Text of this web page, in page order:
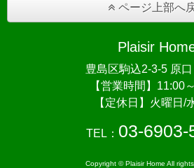
ページ上部へ
Plaisir
豊島区駒込2-3-5 原
【営業時間】11:00
【定休日】火曜日/
TEL： 03-6903-
Copyright © Plaisir Home All rights